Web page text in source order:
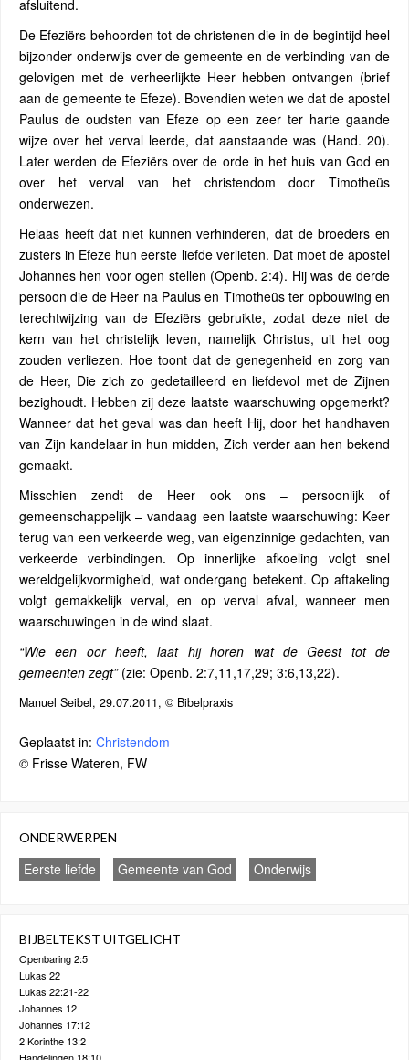
afsluitend.
De Efeziërs behoorden tot de christenen die in de begintijd heel
bijzonder onderwijs over de gemeente en de verbinding van de
gelovigen met de verheerlijkte Heer hebben ontvangen (brief
aan de gemeente te Efeze). Bovendien weten we dat de apostel
Paulus de oudsten van Efeze op een zeer ter harte gaande
wijze over het verval leerde, dat aanstaande was (Hand. 20).
Later werden de Efeziërs over de orde in het huis van God en
over het verval van het christendom door Timotheüs
onderwezen.
Helaas heeft dat niet kunnen verhinderen, dat de broeders en
zusters in Efeze hun eerste liefde verlieten. Dat moet de apostel
Johannes hen voor ogen stellen (Openb. 2:4). Hij was de derde
persoon die de Heer na Paulus en Timotheüs ter opbouwing en
terechtwijzing van de Efeziërs gebruikte, zodat deze niet de
kern van het christelijk leven, namelijk Christus, uit het oog
zouden verliezen. Hoe toont dat de genegenheid en zorg van
de Heer, Die zich zo gedetailleerd en liefdevol met de Zijnen
bezighoudt. Hebben zij deze laatste waarschuwing opgemerkt?
Wanneer dat het geval was dan heeft Hij, door het handhaven
van Zijn kandelaar in hun midden, Zich verder aan hen bekend
gemaakt.
Misschien zendt de Heer ook ons – persoonlijk of
gemeenschappelijk – vandaag een laatste waarschuwing: Keer
terug van een verkeerde weg, van eigenzinnige gedachten, van
verkeerde verbindingen. Op innerlijke afkoeling volgt snel
wereldgelijkvormigheid, wat ondergang betekent. Op aftakeling
volgt gemakkelijk verval, en op verval afval, wanneer men
waarschuwingen in de wind slaat.
“Wie een oor heeft, laat hij horen wat de Geest tot de
gemeenten zegt”(zie: Openb. 2:7,11,17,29; 3:6,13,22).
Manuel Seibel, 29.07.2011, © Bibelpraxis
Geplaatst in: Christendom
© Frisse Wateren, FW
ONDERWERPEN
Eerste liefde Gemeente van God Onderwijs
BIJBELTEKST UITGELICHT
Openbaring 2:5
Lukas 22
Lukas 22:21-22
Johannes 12
Johannes 17:12
2 Korinthe 13:2